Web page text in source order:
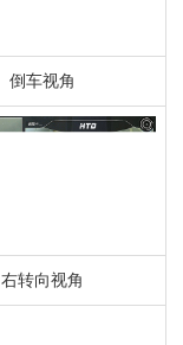
倒车视角
右转向视角